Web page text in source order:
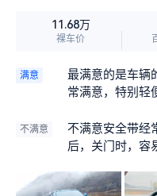
11.68万
裸车价
满意
最满意的是车辆
常满意，特别轻
不满意
不满意安全带经
后，关门时，容
声音过大，有点